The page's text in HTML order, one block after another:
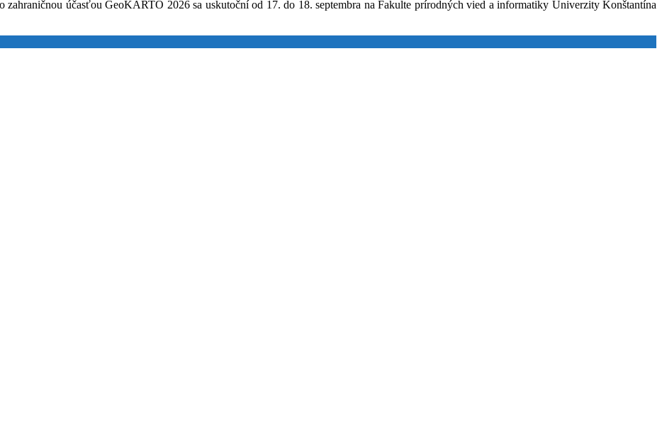
zahraničnou účasťou GeoKARTO 2026 sa uskutoční od 17. do 18. septembra na Fakulte prírodných vied a informatiky Univerzity Konštantína